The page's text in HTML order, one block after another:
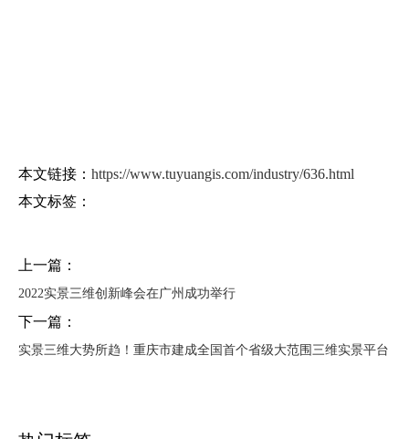
本文链接： https://www.tuyuangis.com/industry/636.html
本文标签：
上一篇：
2022实景三维创新峰会在广州成功举行
下一篇：
实景三维大势所趋！重庆市建成全国首个省级大范围三维实景平台